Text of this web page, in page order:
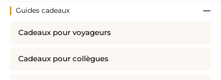
Guides cadeaux
Cadeaux pour voyageurs
Cadeaux pour collègues